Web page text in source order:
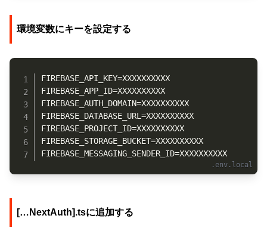
環境変数にキーを設定する
FIREBASE_API_KEY=XXXXXXXXXX
FIREBASE_APP_ID=XXXXXXXXXX
FIREBASE_AUTH_DOMAIN=XXXXXXXXXX
FIREBASE_DATABASE_URL=XXXXXXXXXX
FIREBASE_PROJECT_ID=XXXXXXXXXX
FIREBASE_STORAGE_BUCKET=XXXXXXXXXX
FIREBASE_MESSAGING_SENDER_ID=XXXXXXXXXX
[…NextAuth].tsに追加する